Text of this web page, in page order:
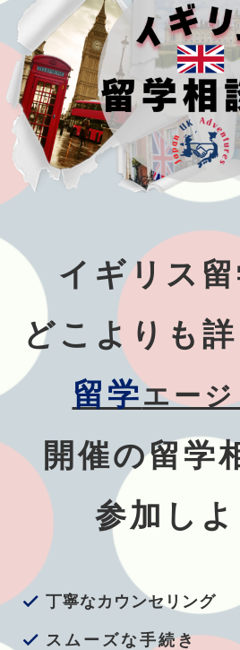
イギリス
どこよりも
留学エージ
開催の留学
参加しよ
丁寧なカウンセリング
スムーズな手続き